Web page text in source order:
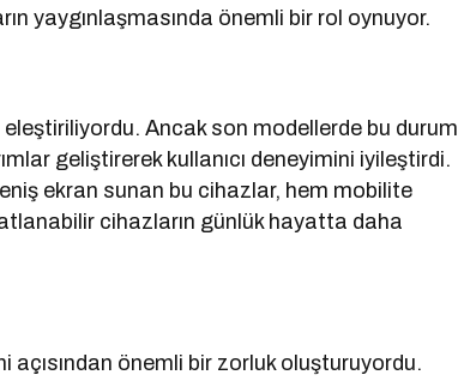
yaygınlaşmasında önemli bir rol oynuyor.
eleştiriliyordu. Ancak son modellerde bu durum
geliştirerek kullanıcı deneyimini iyileştirdi.
ekran sunan bu cihazlar, hem mobilite
cihazların günlük hayatta daha
açısından önemli bir zorluk oluşturuyordu.